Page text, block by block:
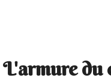
L'armure du